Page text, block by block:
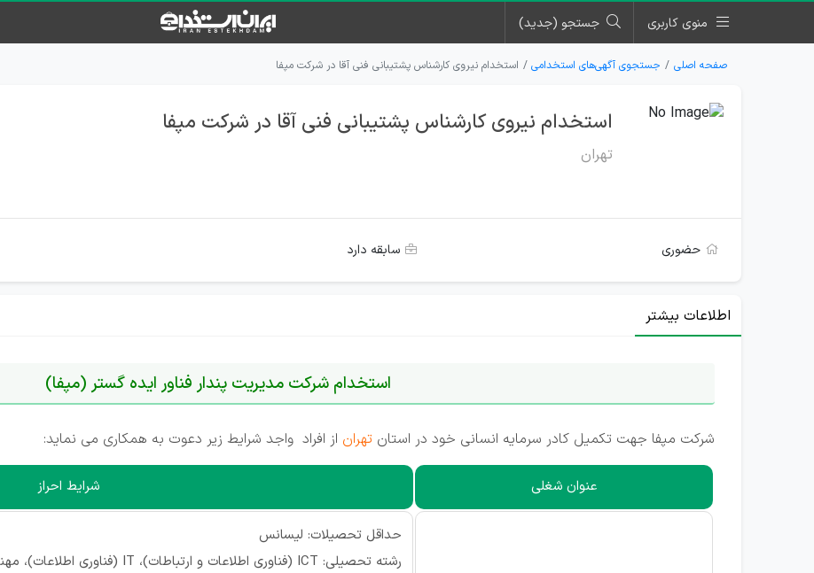
منوی کاربری جستجو (جدید)
صفحه اصلی جستجوی آگهی‌های استخدامی استخدام نیروی کارشناس پشتیبانی فنی آقا در شرکت مپفا
استخدام نیروی کارشناس پشتیبانی فنی آقا در شرکت مپفا
تهران
حضوری سابقه دارد
اطلاعات بیشتر
استخدام شرکت مدیریت پندار فناور ایده گستر (مپفا)
شرکت مپفا جهت تکمیل کادر سرمایه انسانی خود در استان تهران از افراد واجد شرایط زیر دعوت به همکاری می نماید:
عنوان شغلی شرایط احراز
حداقل تحصیلات: لیسانس
رشته تحصیلی: ICT (فناوری اطلاعات و ارتباطات)، IT (فناوری اطلاعات)، مهندسی کامپیوتر